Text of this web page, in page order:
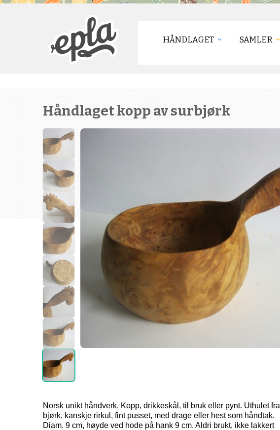
HÅNDLAGET SAMLER
Håndlaget kopp av surbjørk
Norsk unikt håndverk. Kopp, drikkeskål, til bruk eller pynt. Uthulet fra
bjørk, kanskje rirkul, fint pusset, med drage eller hest som håndtak.
Diam. 9 cm, høyde ved hode på hank 9 cm. Aldri brukt, ikke lakkert